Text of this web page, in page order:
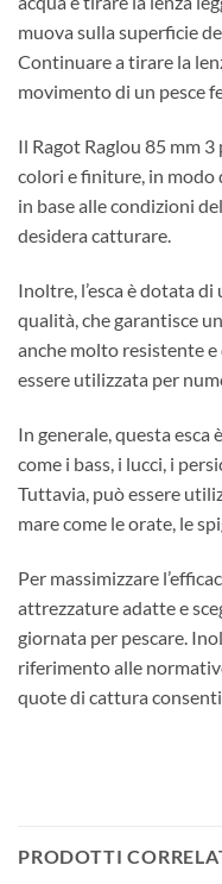
muova sulla superficie
Continuare a tirare la
movimento di un pesce
Il Ragot Raglou 85 mm 3
colori e finiture, in modo
in base alle condizioni
desidera catturare.
Inoltre, l’esca è dotata
qualità, che garantisce
anche molto resistente
essere utilizzata per
In generale, questa esca
come i bass, i lucci, i
Tuttavia, può essere
mare come le orate, le
Per massimizzare
attrezzature adatte e
giornata per pescare.
riferimento alle
quote di cattura
PRODOTTI